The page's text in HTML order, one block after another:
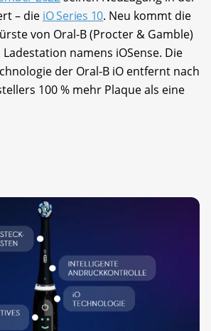
– die iO Series 10. Neu kommt die
von Oral-B (Procter & Gamble)
namens iOSense. Die
der Oral-B iO entfernt nach
100 % mehr Plaque als eine